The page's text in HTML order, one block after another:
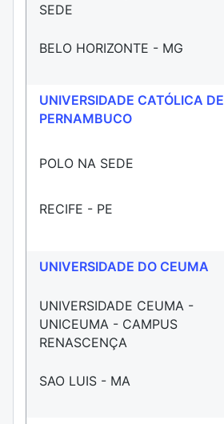
SEDE
BELO HORIZONTE - MG
UNIVERSIDADE CATÓLICA DE
PERNAMBUCO
POLO NA SEDE
RECIFE - PE
UNIVERSIDADE DO CEUMA
UNIVERSIDADE CEUMA -
UNICEUMA - CAMPUS
RENASCENÇA
SAO LUIS - MA